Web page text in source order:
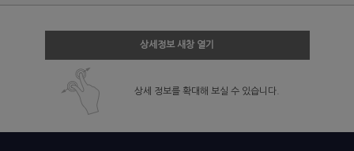
상세정보 새창 열기
상세 정보를 확대해 보실 수 있습니다.